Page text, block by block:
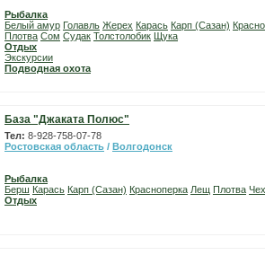
Рыбалка
Белый амур Голавль Жерех Карась Карп (Сазан)
Плотва Сом Судак Толстолобик Щука
Отдых
Экскурсии
Подводная охота
База "Джаката Полюс"
Тел: 8-928-758-07-78
Ростовская область / Волгодонск
Рыбалка
Берш Карась Карп (Сазан) Красноперка Лещ Плотва
Отдых